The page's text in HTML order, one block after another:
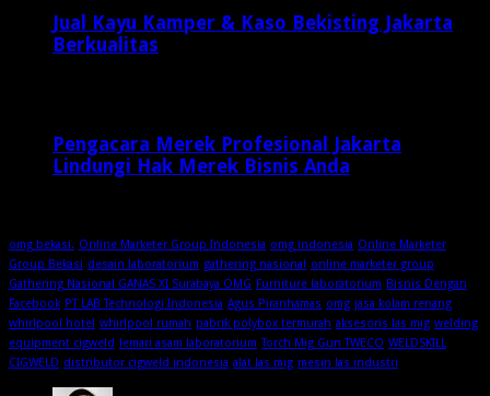
Jual Kayu Kamper & Kaso Bekisting Jakarta
Berkualitas
Pengacara Merek Profesional Jakarta
Lindungi Hak Merek Bisnis Anda
omg bekasi. Online Marketer Group Indonesia omg indonesia Online Marketer
Group Bekasi desain laboratorium gathering nasional online marketer group
Gathering Nasional GANAS XI Surabaya OMG Furniture laboratorium Bisnis Dengan
Facebook PT LAB Technologi Indonesia Agus Piranhamas omg jasa kolam renang
whirlpool hotel whirlpool rumah pabrik polybox termurah aksesoris las mig welding
equipment cigweld lemari asam laboratorium Torch Mig Gun TWECO WELDSKILL
CIGWELD distributor cigweld indonesia alat las mig mesin las industri